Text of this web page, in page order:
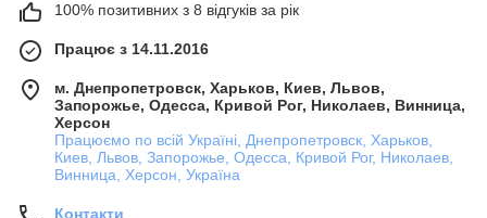
КИЇВСТАР (068) 268-12-52
ВОДАФОН (066) 277-97-01
ЛАЙФ (093) 039-73-25
100% позитивних з 8 відгуків за рік
Працює з 14.11.2016
м. Днепропетровск, Харьков, Киев, Львов,
Запорожье, Одесса, Кривой Рог, Николаев, Винница,
Херсон
Працюємо по всій Україні, Днепропетровск, Харьков,
Киев, Львов, Запорожье, Одесса, Кривой Рог, Николаев,
Винница, Херсон, Україна
Контакти